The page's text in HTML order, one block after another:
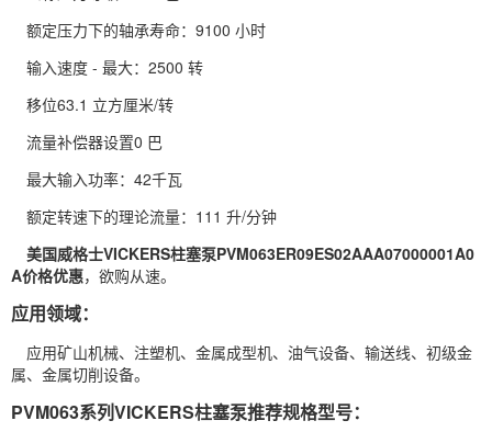
额定压力下的轴承寿命：9100 小时
输入速度 - 最大：2500 转
移位63.1 立方厘米/转
流量补偿器设置0 巴
最大输入功率：42千瓦
额定转速下的理论流量：111 升/分钟
美国威格士VICKERS柱塞泵PVM063ER09ES02AAA07000001A0
A价格优惠，欲购从速。
应用领域：
应用矿山机械、注塑机、金属成型机、油气设备、输送线、初级金
属、金属切削设备。
PVM063系列VICKERS柱塞泵推荐规格型号：